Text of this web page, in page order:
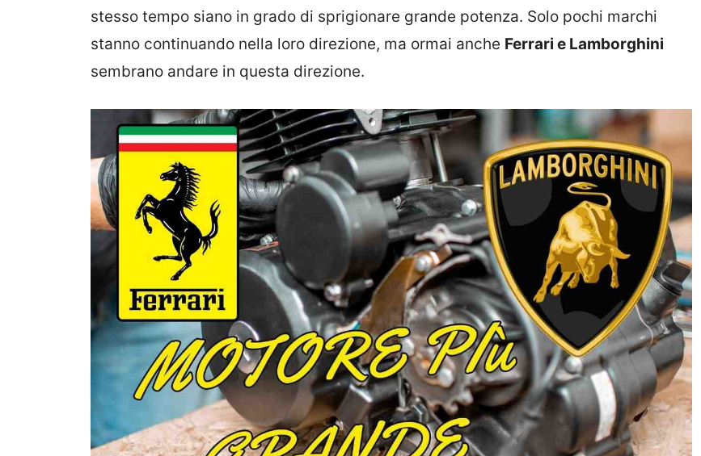
stesso tempo siano in grado di sprigionare grande potenza. Solo pochi marchi
stanno continuando nella loro direzione, ma ormai anche Ferrari e Lamborghini
sembrano andare in questa direzione.